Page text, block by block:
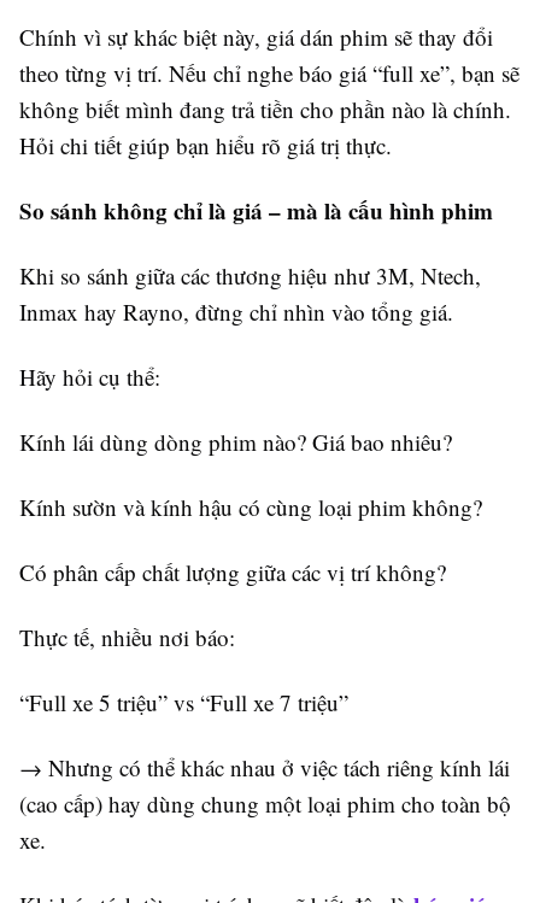
Chính vì sự khác biệt này, giá dán phim sẽ thay đổi
theo từng vị trí. Nếu chỉ nghe báo giá “full xe”, bạn sẽ
không biết mình đang trả tiền cho phần nào là chính.
Hỏi chi tiết giúp bạn hiểu rõ giá trị thực.
So sánh không chỉ là giá – mà là cấu hình phim
Khi so sánh giữa các thương hiệu như 3M, Ntech,
Inmax hay Rayno, đừng chỉ nhìn vào tổng giá.
Hãy hỏi cụ thể:
Kính lái dùng dòng phim nào? Giá bao nhiêu?
Kính sườn và kính hậu có cùng loại phim không?
Có phân cấp chất lượng giữa các vị trí không?
Thực tế, nhiều nơi báo:
“Full xe 5 triệu” vs “Full xe 7 triệu”
→ Nhưng có thể khác nhau ở việc tách riêng kính lái
(cao cấp) hay dùng chung một loại phim cho toàn bộ
xe.